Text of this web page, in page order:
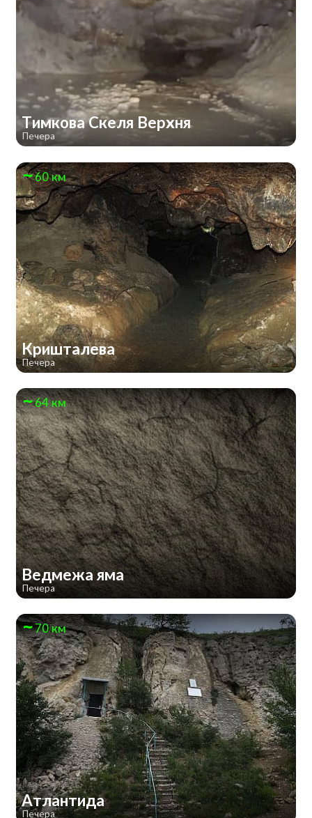
Тимкова Скеля Верхня
Печера
60 км
Кришталева
Печера
64 км
Ведмежа яма
Печера
70 км
Атлантида
Печера